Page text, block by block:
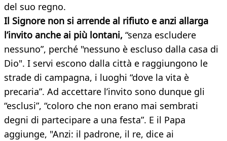
del suo regno.
Il Signore non si arrende al rifiuto e anzi allarga
l’invito anche ai più lontani, “senza escludere
nessuno”, perché "nessuno è escluso dalla casa di
Dio". I servi escono dalla città e raggiungono le
strade di campagna, i luoghi “dove la vita è
precaria”. Ad accettare l’invito sono dunque gli
“esclusi”, “coloro che non erano mai sembrati
degni di partecipare a una festa”. E il Papa
aggiunge, "Anzi: il padrone, il re, dice ai